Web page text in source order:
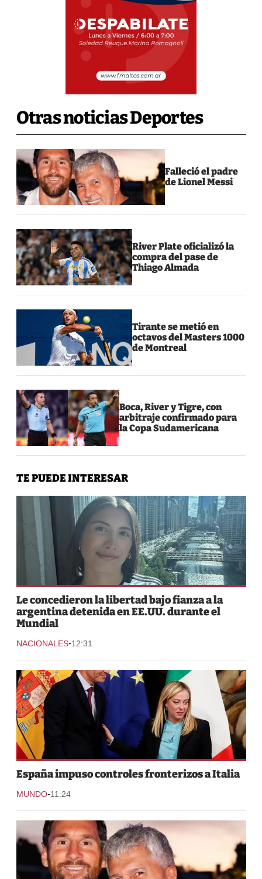
Otras noticias Deportes
Falleció el padre
de Lionel Messi
River Plate oficializó la
compra del pase de
Thiago Almada
Tirante se metió en
octavos del Masters 1000
de Montreal
Boca, River y Tigre, con
arbitraje confirmado para
la Copa Sudamericana
TE PUEDE INTERESAR
Le concedieron la libertad bajo fianza a la
argentina detenida en EE.UU. durante el
Mundial
NACIONALES-12:31
España impuso controles fronterizos a Italia
MUNDO-11:24